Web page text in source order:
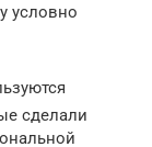
условно
сделали